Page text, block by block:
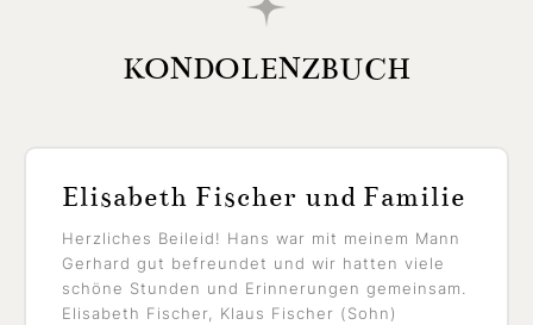
KONDOLENZBUCH
Elisabeth Fischer und Familie
Herzliches Beileid! Hans war mit meinem Mann
Gerhard gut befreundet und wir hatten viele
schöne Stunden und Erinnerungen gemeinsam.
Elisabeth Fischer, Klaus Fischer (Sohn)